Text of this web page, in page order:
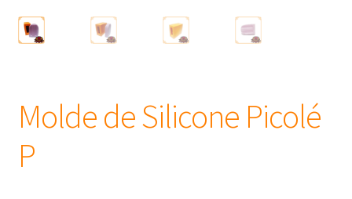
Óleos
Molde de Silicone Picolé
P